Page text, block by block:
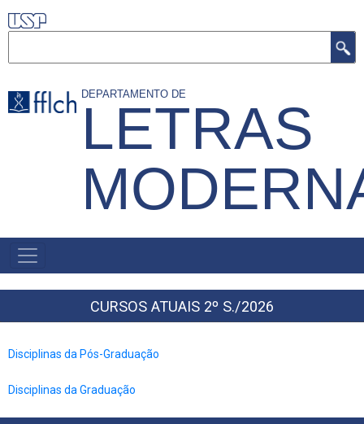
Pular
para
principal
DEPARTAMENTO DE
LETRAS
MENU
PRIMÁRIO
CURSOS ATUAIS 2º S./2026
Disciplinas da Pós-Graduação
Disciplinas da Graduação